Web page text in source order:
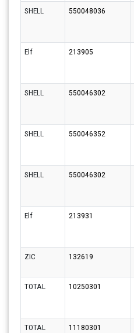
SHELL
550048036
Elf 213905
SHELL 550046302
SHELL 550046352
SHELL 550046302
Elf 213931
ZIC 132619
TOTAL
10250301
TOTAL 11180301